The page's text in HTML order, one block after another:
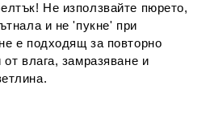
Не използвайте пюрето,
и не 'пукне' при
е подходящ за повторно
влага, замразяване и